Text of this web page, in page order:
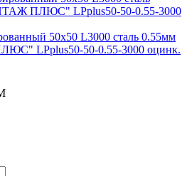
50х50 L3000 сталь 0.55мм
LPplus50-50-0.55-3000 оцинк.